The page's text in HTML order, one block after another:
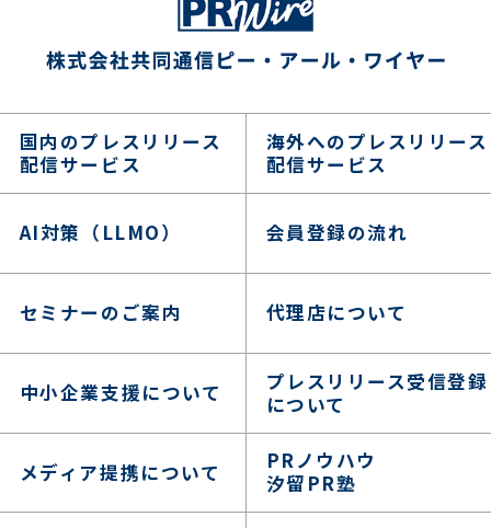
国内のプレスリリース
配信サービス
海外へのプレスリリース
配信サービス
AI対策（LLMO） 会員登録の流れ
セミナーのご案内 代理店について
中小企業支援について
プレスリリース受信登録
について
メディア提携について
PRノウハウ
汐留PR塾